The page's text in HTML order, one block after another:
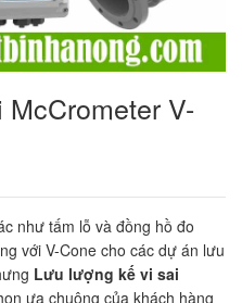
V-
như tấm lỗ và đồng hồ đo
với V-Cone cho các dự án lưu
Lưu lượng kế vi sai
ưa chuộng của khách hàng